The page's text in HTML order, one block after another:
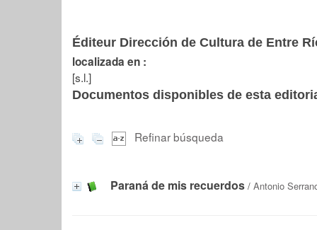
Éditeur Dirección de Cultura de Entre
localizada en :
[s.l.]
Documentos disponibles de esta
Refinar búsqueda
Paraná de mis recuerdos / Antonio